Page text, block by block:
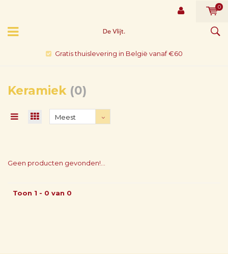
0
Gratis thuislevering in België vanaf €60
Keramiek (0)
Meest
Geen producten gevonden!...
Toon 1 - 0 van 0